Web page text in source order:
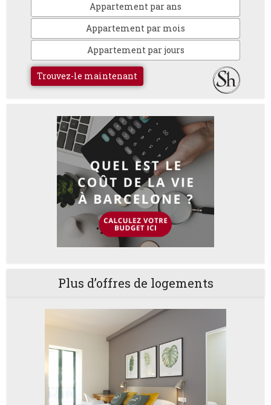
Appartement par ans
Appartement par mois
Appartement par jours
Trouvez-le maintenant
Plus d’offres de logements